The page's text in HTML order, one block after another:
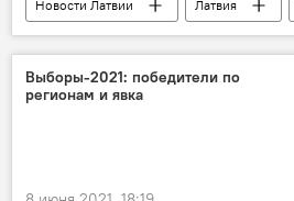
Новости Латвии Латвия
загрязнение
вода море
Выборы-2021: победители по
регионам и явка